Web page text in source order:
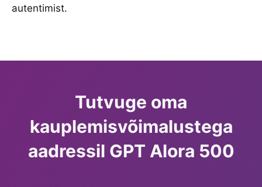
autentimist.
Tutvuge oma
kauplemisvõimalustega
aadressil GPT Alora 500